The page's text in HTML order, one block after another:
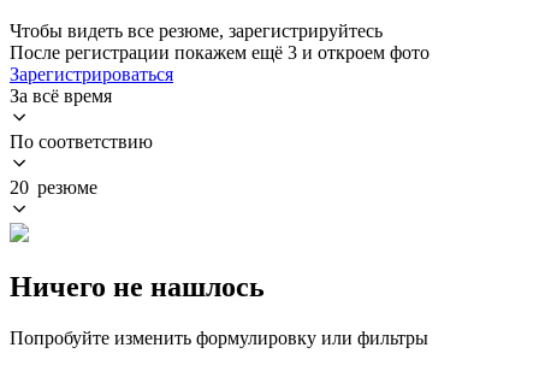
Чтобы видеть все резюме, зарегистрируйтесь
После регистрации покажем ещё 3 и откроем фото
Зарегистрироваться
За всё время
По соответствию
20 резюме
Ничего не нашлось
Попробуйте изменить формулировку или фильтры